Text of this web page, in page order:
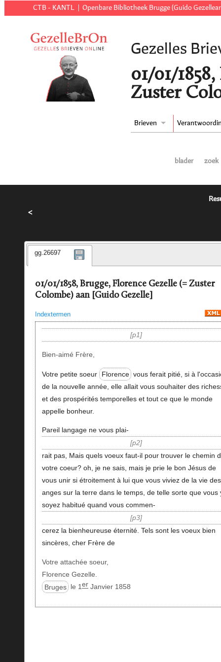
CTB - KANTL Openbare Bibliotheek Brugge (Guido
Gezelles
01/01/
Zuster
Brieven
blader zoek
<
gg.26697
01/01/1858, Brugge, Florence Gezelle (= Zuster
Colombe) aan [Guido Gezelle]
Indextermen
p1
Bien-aimé Frère,
Votre petite soeur Florence vous ferait pitié, si à
de la nouvelle année, elle allait vous souhaiter des
et des prospérités temporelles et tout ce que le monde
appelle bonheur.
Pareil langage ne vous plai-
p2
rait pas, Mais quels voeux faut-il pour trouver le chemin
votre coeur? oh, je ne sais, mais je prie le bon Jésus de
vous unir si étroitement à lui que vous viviez de la vie des
anges sur la terre dans le temps, de telle sorte que vous
soyez habitué quand vous commen-
p3
cerez la bienheureuse éternité. Tels sont les voeux bien
sincères, cher Frère de
Votre attachée soeur,
Florence Gezelle.
Bruges le 1er Janvier 1858